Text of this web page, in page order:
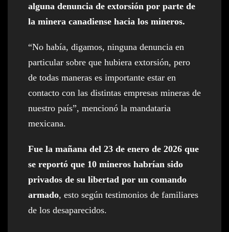
alguna denuncia de extorsión por parte de
la minera canadiense hacia los mineros.
“No había, digamos, ninguna denuncia en
particular sobre que hubiera extorsión, pero
de todas maneras es importante estar en
contacto con las distintas empresas mineras de
nuestro país”, mencionó la mandataria
mexicana.
Fue la mañana del 23 de enero de 2026 que
se reportó que 10 mineros habrían sido
privados de su libertad por un comando
armado, esto según testimonios de familiares
de los desaparecidos.